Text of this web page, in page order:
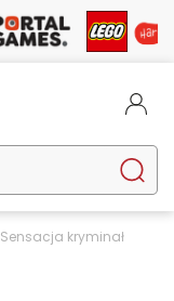
Sensacja kryminał